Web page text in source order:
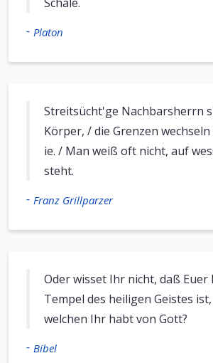
- Platon
Streitsücht'ge Nachbarsherrn
Körper, / die Grenzen
ie. / Man weiß oft nicht, auf
steht.
- Franz Grillparzer
Oder wisset Ihr nicht, daß Euer
Tempel des heiligen Geistes
welchen Ihr habt von Gott?
- Bibel